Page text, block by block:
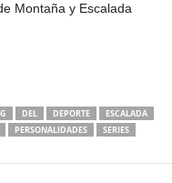
Montaña y Escalada
DEL DEPORTE
ESCALADA
PERSONALIDADES
SERIES